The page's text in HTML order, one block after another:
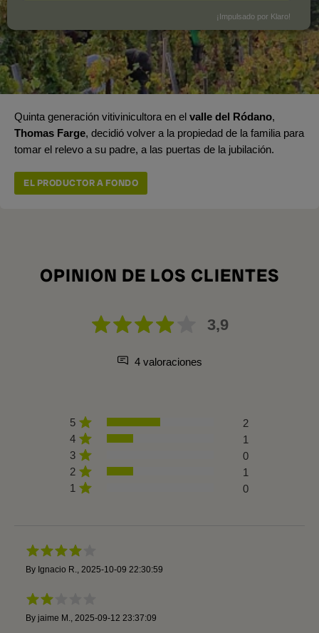
Quinta generación vitivinicultora en el valle del Ródano,
Thomas Farge, decidió volver a la propiedad de la familia para
tomar el relevo a su padre, a las puertas de la jubilación.
EL PRODUCTOR A FONDO
OPINION DE LOS CLIENTES
3,9
4 valoraciones
5
2
4
1
3
0
2
1
1
0
By Ignacio R. 2025-10-09 22:30:59
By jaime M. 2025-09-12 23:37:09
¡Impulsado por Klaro!